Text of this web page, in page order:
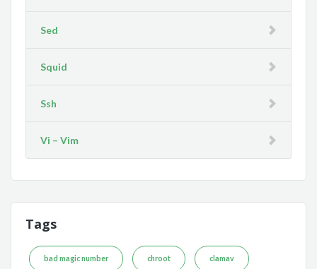
Sed
Squid
Ssh
Vi – Vim
Tags
bad magic number chroot clamav